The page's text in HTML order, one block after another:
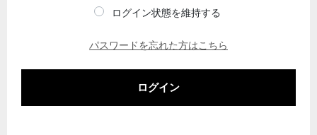
ログイン状態を維持する
パスワードを忘れた方はこちら
ログイン